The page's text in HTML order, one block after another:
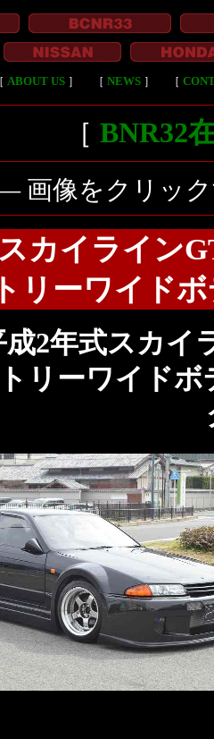
［ ABOUT US］ ［ NEWS］ ［
［ BNR32
画像をクリッ
カイライン
トリーワイド
2年式スカイ
リーワイド